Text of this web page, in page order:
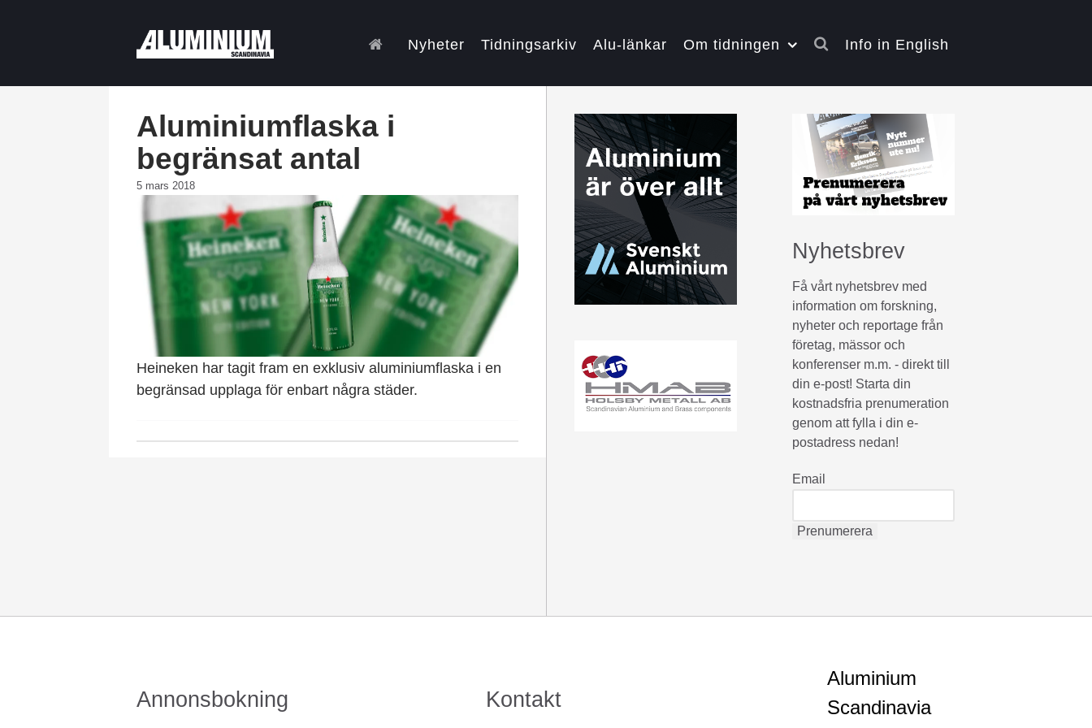
Nyheter Tidningsarkiv Alu-länkar Om tidningen Info in English
Aluminiumflaska i
begränsat antal
5 mars 2018
Heineken har tagit fram en exklusiv aluminiumflaska i en
begränsad upplaga för enbart några städer.
Nyhetsbrev
Få vårt nyhetsbrev med
information om forskning,
nyheter och reportage från
företag, mässor och
konferenser m.m. - direkt till
din e-post! Starta din
kostnadsfria prenumeration
genom att fylla i din e-
postadress nedan!
Email
Annonsbokning Kontakt
Aluminium
Scandinavia